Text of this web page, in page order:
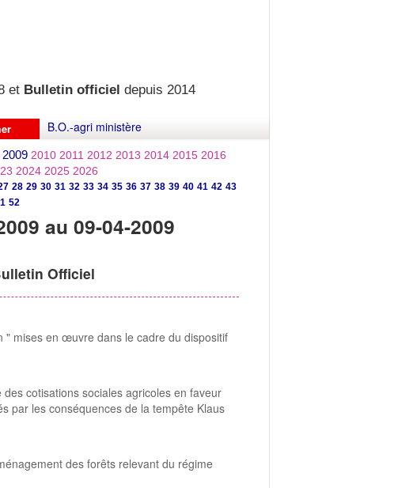
et Bulletin officiel depuis 2014
B.O.-agri ministère
2009 2010 2011 2012 2013 2014 2015 2016
2024 2025 2026
28 29 30 31 32 33 34 35 36 37 38 39 40 41 42 43
52
au 09-04-2009
Officiel
" mises en œuvre dans le cadre du dispositif
cotisations sociales agricoles en faveur
par les conséquences de la tempête Klaus
des forêts relevant du régime